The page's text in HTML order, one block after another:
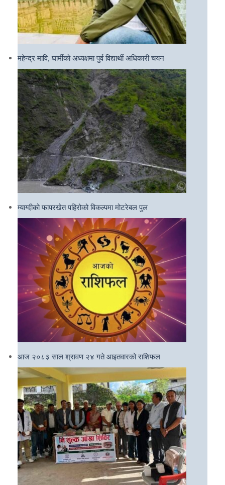
महेन्द्र मावि, घार्मीको अध्यक्षमा पुर्व विद्यार्थी अधिकारी चयन
म्याग्दीको फापरखेत पहिरोको विकल्पमा मोटरेबल पुल
आज २०८३ साल श्रावण २४ गते आइतवारको राशिफल